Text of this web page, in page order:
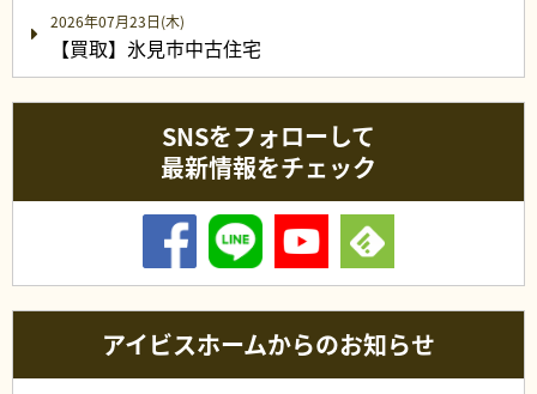
2026年07月23日(木)
【買取】氷見市中古住宅
SNSをフォローして
最新情報をチェック
アイビスホームからのお知らせ